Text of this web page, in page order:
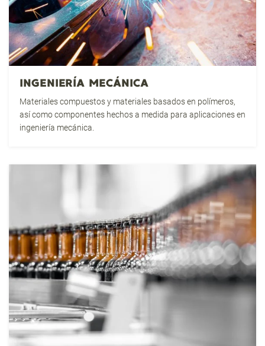
INGENIERÍA MECÁNICA
Materiales compuestos y materiales basados en polímeros,
así como componentes hechos a medida para aplicaciones en
ingeniería mecánica.